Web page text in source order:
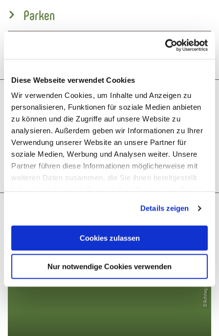
Diese Webseite verwendet Cookies
Wir verwenden Cookies, um Inhalte und Anzeigen zu
personalisieren, Funktionen für soziale Medien anbieten
zu können und die Zugriffe auf unsere Website zu
analysieren. Außerdem geben wir Informationen zu Ihrer
Verwendung unserer Website an unsere Partner für
soziale Medien, Werbung und Analysen weiter. Unsere
Partner führen diese Informationen möglicherweise mit
weiteren Daten zusammen, die Sie ihnen bereitgestellt
Cookies, wenn Sie unsere Webseite weiterhin nutzen.
Details zeigen
Cookies zulassen
Nur notwendige Cookies verwenden
Parken
Was möchtest du als nächstes tun?
Anreise planen PDF erzeugen GPX herunterladen
Weitere Touren
© Aufstieg zur Hohen Lay, Dominik Ketz